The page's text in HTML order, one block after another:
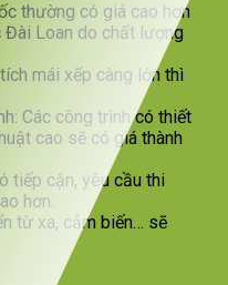
thường có giá cao hơn
Loan do chất lượng
mái xếp càng lớn thì
Các công trình có thiết
cao sẽ có giá thành
tiếp cận, yêu cầu thi
hơn.
từ xa, cảm biến… sẽ